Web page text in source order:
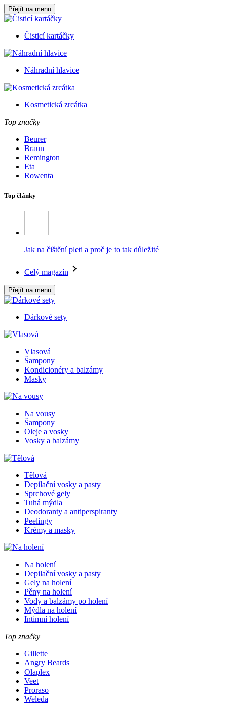
Přejít na menu
Čisticí kartáčky
Náhradní hlavice
Kosmetická zrcátka
Top značky
Beurer
Braun
Remington
Eta
Rowenta
Top články
Jak na čištění pleti a proč je to tak důležité
Celý magazín
Přejít na menu
Dárkové sety
Vlasová
Šampony
Kondicionéry a balzámy
Masky
Na vousy
Šampony
Oleje a vosky
Vosky a balzámy
Tělová
Depilační vosky a pasty
Sprchové gely
Tuhá mýdla
Deodoranty a antiperspiranty
Peelingy
Krémy a masky
Na holení
Depilační vosky a pasty
Gely na holení
Pěny na holení
Vody a balzámy po holení
Mýdla na holení
Intimní holení
Top značky
Gillette
Angry Beards
Olaplex
Veet
Proraso
Weleda